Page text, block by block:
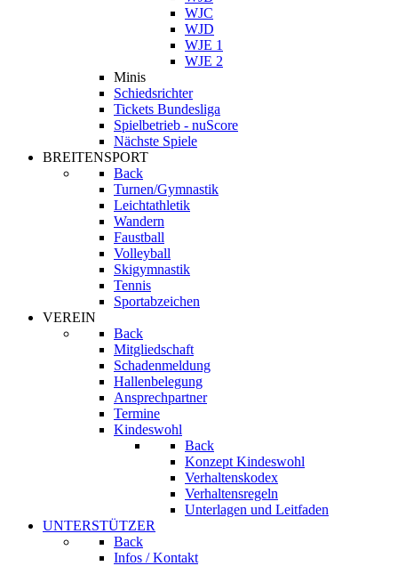
WJC
WJD
WJE 1
WJE 2
Minis
Schiedsrichter
Tickets Bundesliga
Spielbetrieb - nuScore
Nächste Spiele
BREITENSPORT
Back
Turnen/Gymnastik
Leichtathletik
Wandern
Faustball
Volleyball
Skigymnastik
Tennis
Sportabzeichen
VEREIN
Back
Mitgliedschaft
Schadenmeldung
Hallenbelegung
Ansprechpartner
Termine
Kindeswohl
Back
Konzept Kindeswohl
Verhaltenskodex
Verhaltensregeln
Unterlagen und Leitfaden
UNTERSTÜTZER
Back
Infos / Kontakt